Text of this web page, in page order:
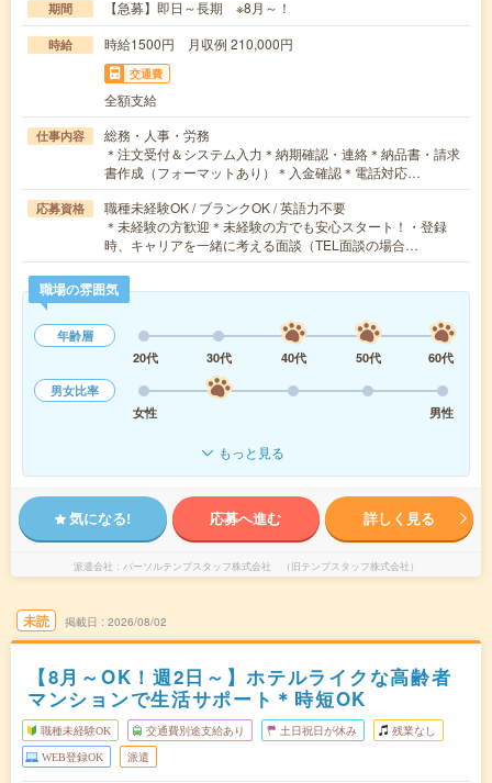
期間 【急募】即日～長期 ※8月～！
時給 時給1500円 月収例 210,000円
交通費
全額支給
仕事内容
総務・人事・労務
＊注文受付＆システム入力＊納期確認・連絡＊納品書・請求
書作成（フォーマットあり）＊入金確認＊電話対応…
応募資格
職種未経験OK / ブランクOK / 英語力不要
＊未経験の方歓迎＊未経験の方でも安心スタート！・登録
時、キャリアを一緒に考える面談（TEL面談の場合…
職場の雰囲気
年齢層
20代
30代 40代 50代
60代
男女比率
女性
男性
もっと見る
気になる! 応募へ進む 詳しく見る
派遣会社 パーソルテンプスタッフ株式会社 （旧テンプスタッフ株式会社）
未読 掲載日 2026/08/02
【8月～OK！週2日～】ホテルライクな高齢者
マンションで生活サポート＊時短OK
職種未経験OK 交通費別途支給あり 土日祝日が休み 残業なし
WEB登録OK 派遣